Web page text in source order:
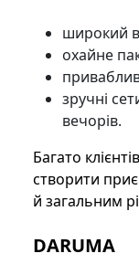
широкий
охайне
зручні
вечорів.
Багато
створити
й загальним
DARUMA